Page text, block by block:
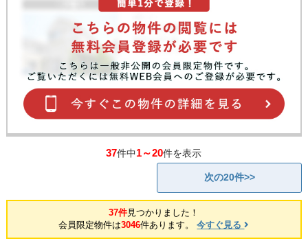
37件中1～20件を表示
次の20件>>
37件見つかりました！
会員限定物件は3046件あります。今すぐ見る